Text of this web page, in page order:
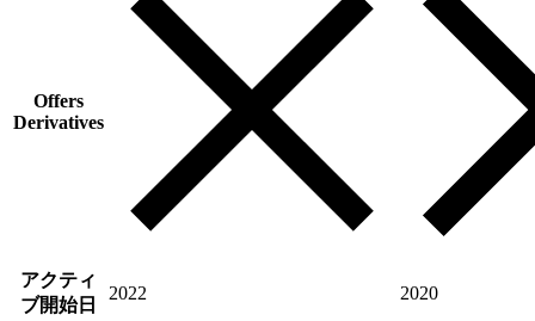
Offers
Derivatives
アクティ
ブ開始日
2022 2020